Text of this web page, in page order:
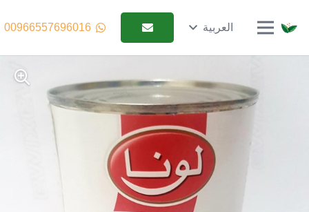
العربية 00966557696016